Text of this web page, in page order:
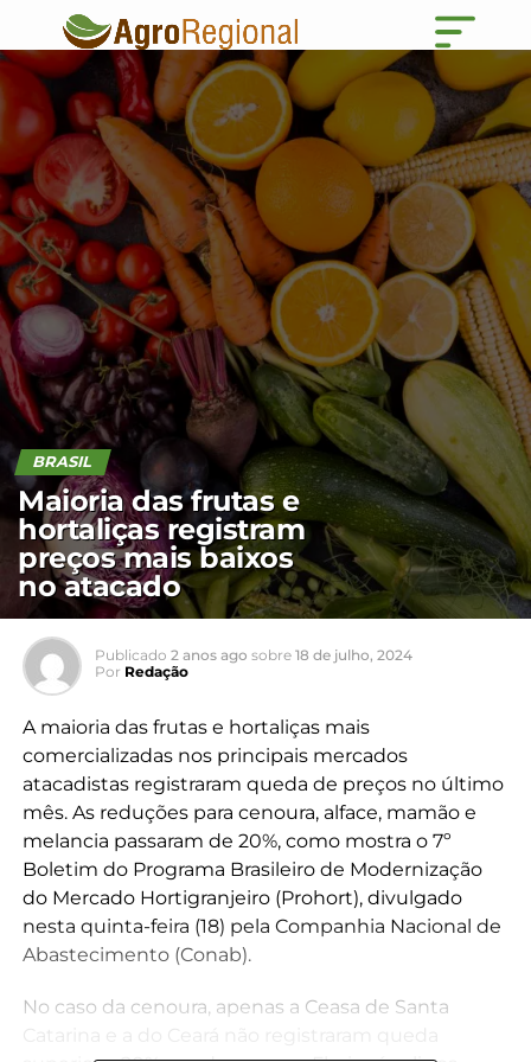
BRASIL
Maioria das frutas e
hortaliças registram
preços mais baixos
no atacado
Publicado 2 anos ago sobre 18 de julho, 2024
Por Redação
A maioria das frutas e hortaliças mais
comercializadas nos principais mercados
atacadistas registraram queda de preços no último
mês. As reduções para cenoura, alface, mamão e
melancia passaram de 20%, como mostra o 7º
Boletim do Programa Brasileiro de Modernização
do Mercado Hortigranjeiro (Prohort), divulgado
nesta quinta-feira (18) pela Companhia Nacional de
Abastecimento (Conab).
No caso da cenoura, apenas a Ceasa de Santa